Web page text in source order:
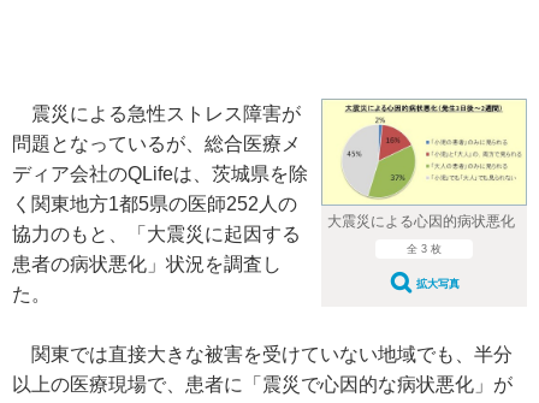
大震災による心因的病状悪化
全 3 枚
拡大写真
震災による急性ストレス障害が
問題となっているが、総合医療メ
ディア会社のQLifeは、茨城県を除
く関東地方1都5県の医師252人の
協力のもと、「大震災に起因する
患者の病状悪化」状況を調査し
た。
関東では直接大きな被害を受けていない地域でも、半分
以上の医療現場で、患者に「震災で心因的な病状悪化」が